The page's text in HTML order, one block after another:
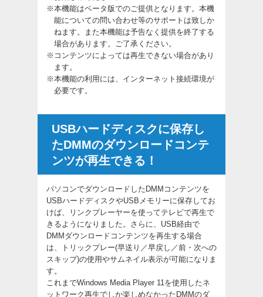
※本機能はベータ版でのご提供となります。本機
能についての問い合わせ等のサポートは致しか
ねます。また本機能は予告なく提供を終了する
場合があります。ご了承ください。
※ コンテンツによっては再生できない場合があり
ます。
※本機能の利用には、インターネット接続環境が
必要です。
USBハードディスクに保存し
たDMMのダウンロードコンテ
ンツが再生できる！
パソコンでダウンロードしたDMMコンテンツを
USBハードディスクやUSBメモリーに保存してお
けば、リンクプレーヤーを使ってテレビで再生で
きるようになりました。さらに、USB経由で
DMMダウンロードコンテンツを再生する場合
は、トリックプレー(早送り／早戻し／前・次への
スキップ)の使用やサムネイル表示が可能になりま
す。
これまでWindows Media Player 11を使用したネ
ットワーク再生でしか楽しめなかったDMMのダ